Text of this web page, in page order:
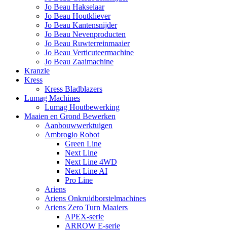
Jo Beau Hakselaar
Jo Beau Houtkliever
Jo Beau Kantensnijder
Jo Beau Nevenproducten
Jo Beau Ruwterreinmaaier
Jo Beau Verticuteermachine
Jo Beau Zaaimachine
Kranzle
Kress
Kress Bladblazers
Lumag Machines
Lumag Houtbewerking
Maaien en Grond Bewerken
Aanbouwwerktuigen
Ambrogio Robot
Green Line
Next Line
Next Line 4WD
Next Line AI
Pro Line
Ariens
Ariens Onkruidborstelmachines
Ariens Zero Turn Maaiers
APEX-serie
ARROW E-serie